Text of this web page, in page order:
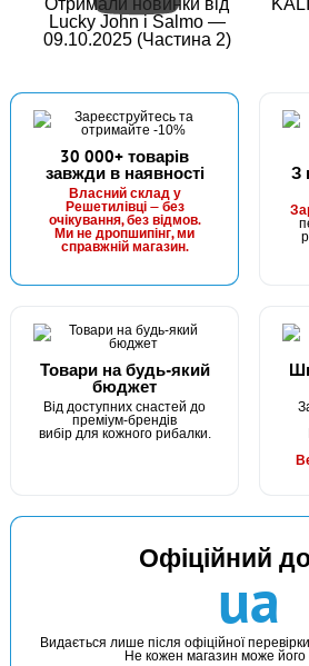
Отримали новинки від
Lucky John і Salmo —
09.10.2025 (Частина 2)
30 000+ товарів
завжди в наявності
Власний склад у
Решетилівці — без
очікування, без відмов.
Ми не дропшипінг, ми
справжній магазин.
З
Товари на будь-який
бюджет
Від доступних снастей до
преміум-брендів
вибір для кожного рибалки.
Офіційний
ua
Видається лише після офіційної
Не кожен магазин може